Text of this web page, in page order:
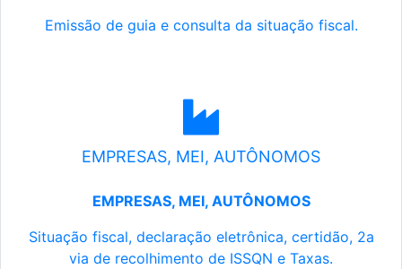
Emissão de guia e consulta da situação fiscal.
EMPRESAS, MEI, AUTÔNOMOS
EMPRESAS, MEI, AUTÔNOMOS
Situação fiscal, declaração eletrônica, certidão, 2a
via de recolhimento de ISSQN e Taxas.